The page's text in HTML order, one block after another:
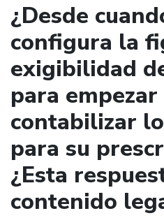
¿Desde
configura la
exigibilidad
para empezar
contabilizar
para su
¿Esta
contenido